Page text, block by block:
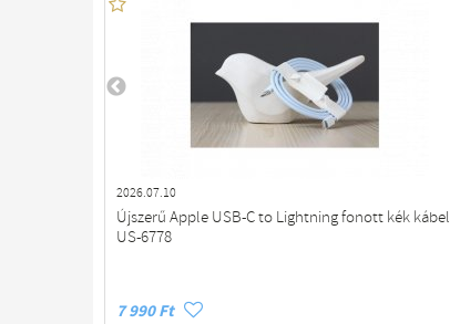
2026.07.10
Újszerű Apple USB-C to Lightning fonott kék kábel
US-6778
7 990 Ft